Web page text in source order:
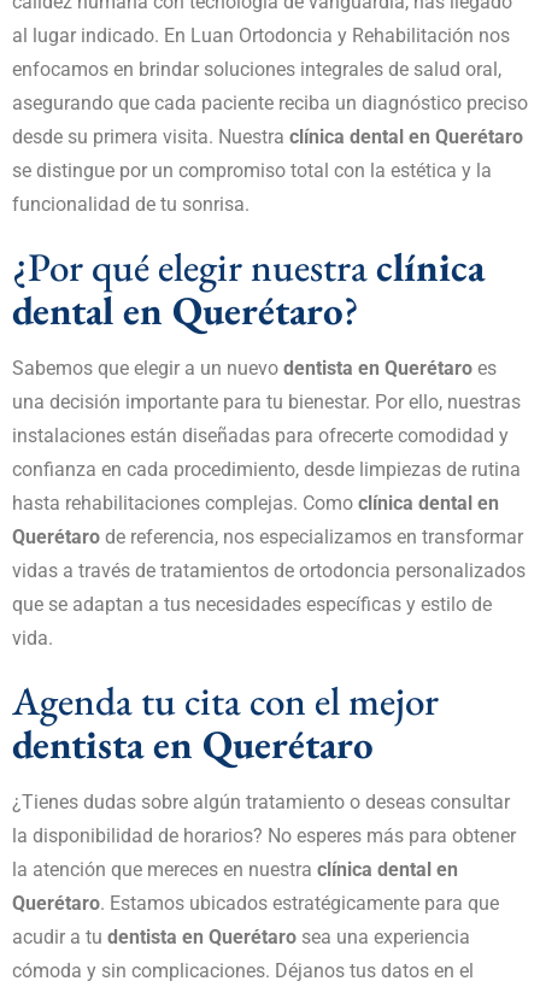
al lugar indicado. En Luan Ortodoncia y Rehabilitación nos
enfocamos en brindar soluciones integrales de salud oral,
asegurando que cada paciente reciba un diagnóstico preciso
desde su primera visita. Nuestra clínica dental en Querétaro
se distingue por un compromiso total con la estética y la
funcionalidad de tu sonrisa.
¿Por qué elegir nuestraclínica
dental en Querétaro?
Sabemos que elegir a un nuevo dentista en Querétaro es
una decisión importante para tu bienestar. Por ello, nuestras
instalaciones están diseñadas para ofrecerte comodidad y
confianza en cada procedimiento, desde limpiezas de rutina
hasta rehabilitaciones complejas. Como clínica dental en
Querétaro de referencia, nos especializamos en transformar
vidas a través de tratamientos de ortodoncia personalizados
que se adaptan a tus necesidades específicas y estilo de
vida.
Agenda tu cita con el mejor
dentista en Querétaro
¿Tienes dudas sobre algún tratamiento o deseas consultar
la disponibilidad de horarios? No esperes más para obtener
la atención que mereces en nuestra clínica dental en
Querétaro. Estamos ubicados estratégicamente para que
acudir a tu dentista en Querétaro sea una experiencia
cómoda y sin complicaciones. Déjanos tus datos en el